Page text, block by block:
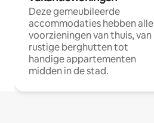
Deze gemeubileerde
accommodaties hebben alle
voorzieningen van thuis, van
rustige berghutten tot
handige appartementen
midden in de stad.